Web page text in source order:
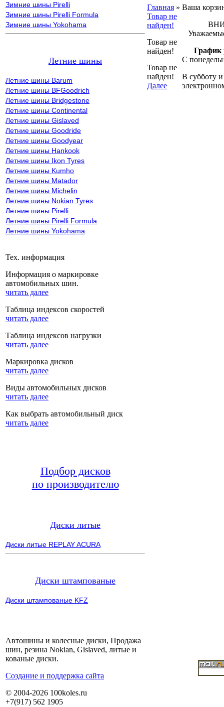
Зимние шины Pirelli
Зимние шины Pirelli Formula
Зимние шины Yokohama
Летние шины
Летние шины Barum
Летние шины BFGoodrich
Летние шины Bridgestone
Летние шины Continental
Летние шины Gislaved
Летние шины Goodride
Летние шины Goodyear
Летние шины Hankook
Летние шины Ikon Tyres
Летние шины Kumho
Летние шины Matador
Летние шины Michelin
Летние шины Nokian Tyres
Летние шины Pirelli
Летние шины Pirelli Formula
Летние шины Yokohama
Тех. информация
Информация о маркировке
автомобильных шин.
читать далее
Таблица индексов скоростей
читать далее
Таблица индексов нагрузки
читать далее
Маркировка дисков
читать далее
Виды автомобильных дисков
читать далее
Как выбрать автомобильный диск
читать далее
Подбор дисков
по производителю
Диски литые
Диски литые REPLAY ACURA
Диски штампованые
Диски штампованые KFZ
Главная »
Товар не
найден!
Товар не
найден!
Товар не
найден!
Далее
Ваша
График
С
В субботу и
Автошины и колесные диски, Продажа
шин, резина Nokian, Gislaved, литые и
кованые диски.
Cоздание и поддержка сайта
© 2004-2026 100koles.ru
+7(917) 562 1905